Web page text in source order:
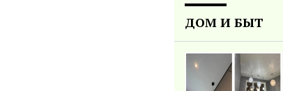
ДОМ И БЫТ